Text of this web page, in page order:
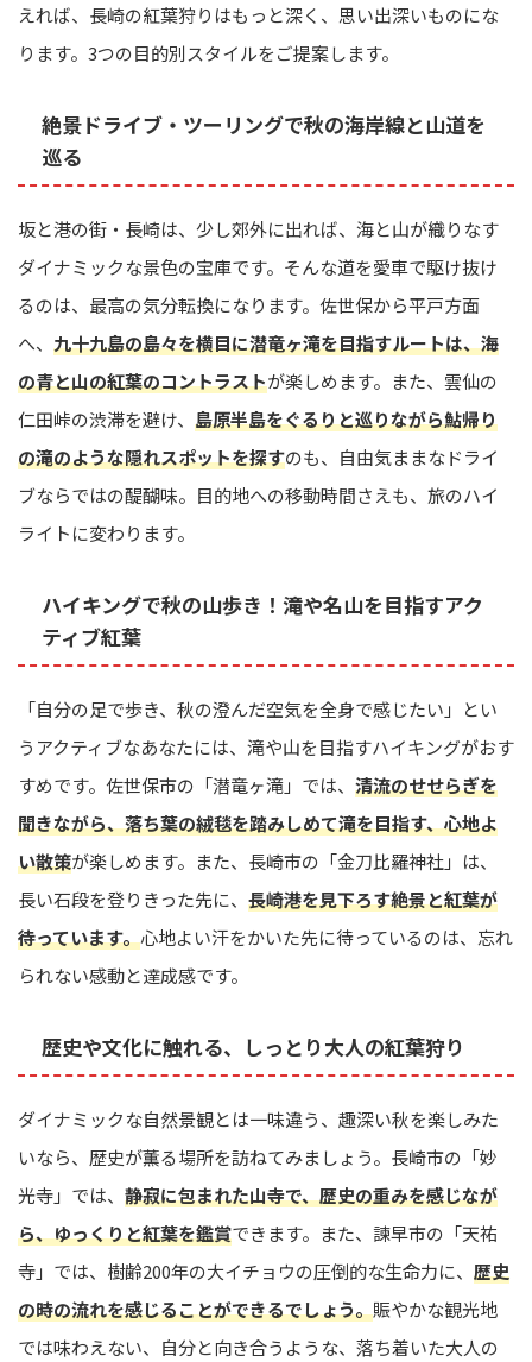
えれば、長崎の紅葉狩りはもっと深く、思い出深いものにな
ります。3つの目的別スタイルをご提案します。
絶景ドライブ・ツーリングで秋の海岸線と山道を
巡る
坂と港の街・長崎は、少し郊外に出れば、海と山が織りなす
ダイナミックな景色の宝庫です。そんな道を愛車で駆け抜け
るのは、最高の気分転換になります。佐世保から平戸方面
へ、 九十九島の島々を横目に潜竜ヶ滝を目指すルートは、海
の青と山の紅葉のコントラストが楽しめます。また、雲仙の
仁田峠の渋滞を避け、 島原半島をぐるりと巡りながら鮎帰り
の滝のような隠れスポットを探すのも、自由気ままなドライ
ブならではの醍醐味。目的地への移動時間さえも、旅のハイ
ライトに変わります。
ハイキングで秋の山歩き！滝や名山を目指すアク
ティブ紅葉
「自分の足で歩き、秋の澄んだ空気を全身で感じたい」とい
うアクティブなあなたには、滝や山を目指すハイキングがおす
すめです。佐世保市の「潜竜ヶ滝」では、 清流のせせらぎを
聞きながら、落ち葉の絨毯を踏みしめて滝を目指す、心地よ
い散策が楽しめます。また、長崎市の「金刀比羅神社」は、
長い石段を登りきった先に、 長崎港を見下ろす絶景と紅葉が
待っています。心地よい汗をかいた先に待っているのは、忘れ
られない感動と達成感です。
歴史や文化に触れる、しっとり大人の紅葉狩り
ダイナミックな自然景観とは一味違う、趣深い秋を楽しみた
いなら、歴史が薫る場所を訪ねてみましょう。長崎市の「妙
光寺」では、 静寂に包まれた山寺で、歴史の重みを感じなが
ら、ゆっくりと紅葉を鑑賞できます。また、諫早市の「天祐
寺」では、樹齢200年の大イチョウの圧倒的な生命力に、 歴史
の時の流れを感じることができるでしょう。賑やかな観光地
では味わえない、自分と向き合うような、落ち着いた大人の